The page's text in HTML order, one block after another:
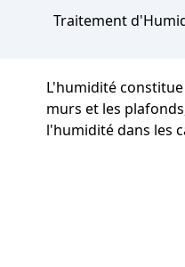
Traitement
L'humidité
murs et les
l'humidité dans les